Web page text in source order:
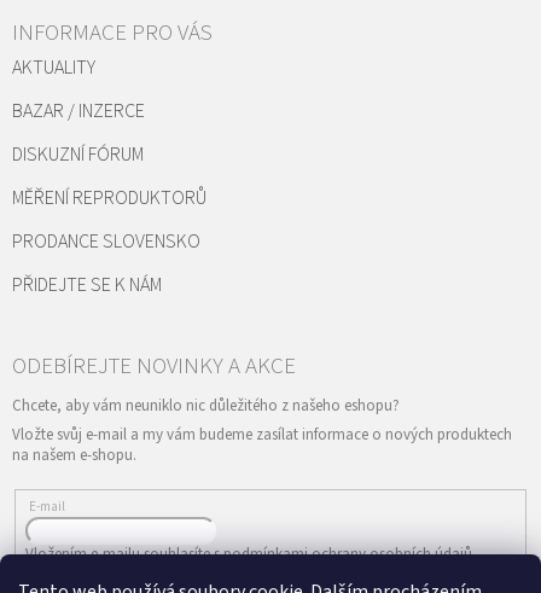
INFORMACE PRO VÁS
AKTUALITY
BAZAR / INZERCE
DISKUZNÍ FÓRUM
MĚŘENÍ REPRODUKTORŮ
PRODANCE SLOVENSKO
PŘIDEJTE SE K NÁM
Vložte svůj e-mail a my vám budeme zasílat informace o nových produktech
na našem e-shopu.
E-mail
Vložením e-mailu souhlasíte spodmínkami ochrany osobních údajů